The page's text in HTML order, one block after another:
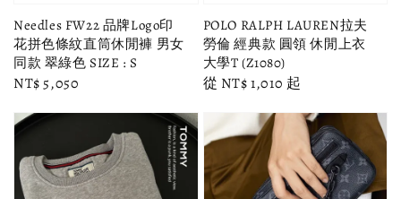
Needles FW22 品牌Logo印
花拼色條紋直筒休閒褲 男女
同款 翠綠色 SIZE : S
Regular
NT$ 5,050
POLO RALPH LAUREN拉夫
勞倫 經典款 圓領 休閒上衣
大學T (Z1080)
Regular
從 NT$ 1,010 起